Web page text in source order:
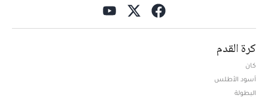
كرة القدم
كان
أسود الأطلس
البطولة